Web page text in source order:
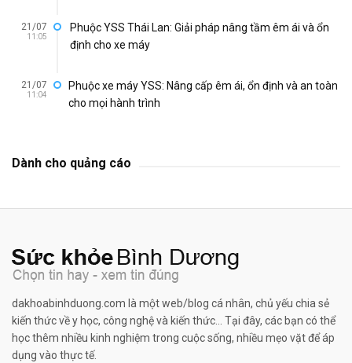
21/07
11:05
Phuộc YSS Thái Lan: Giải pháp nâng tầm êm ái và ổn
định cho xe máy
21/07
11:04
Phuộc xe máy YSS: Nâng cấp êm ái, ổn định và an toàn
cho mọi hành trình
Dành cho quảng cáo
dakhoabinhduong.com là một web/blog cá nhân, chủ yếu chia sẻ
kiến thức về y học, công nghệ và kiến thức... Tại đây, các bạn có thể
học thêm nhiều kinh nghiệm trong cuộc sống, nhiều mẹo vặt để áp
dụng vào thực tế.